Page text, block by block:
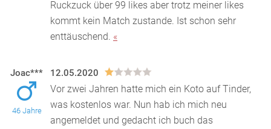
Ruckzuck über 99 likes aber trotz meiner likes
kommt kein Match zustande. Ist schon sehr
enttäuschend. «
Joac***
46 Jahre
12.05.2020
Vor zwei Jahren hatte mich ein Koto auf Tinder,
was kostenlos war. Nun hab ich mich neu
angemeldet und gedacht ich buch das